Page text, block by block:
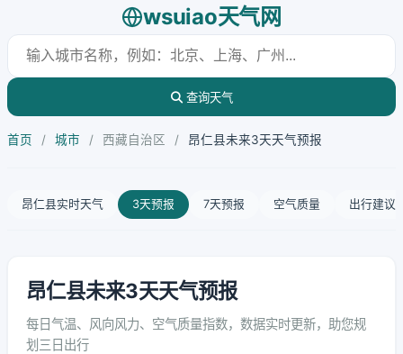
wsuiao天气网
查询天气
首页 / 城市 / 西藏自治区 / 昂仁县未来3天天气预报
昂仁县实时天气 3天预报 7天预报 空气质量 出行建议
昂仁县未来3天天气预报
每日气温、风向风力、空气质量指数，数据实时更新，助您规
划三日出行